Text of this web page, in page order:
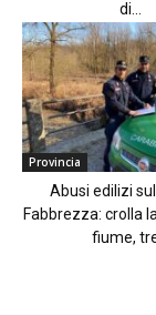
di...
Provincia
Abusi edilizi
Fabbrezza: crolla
fiume,